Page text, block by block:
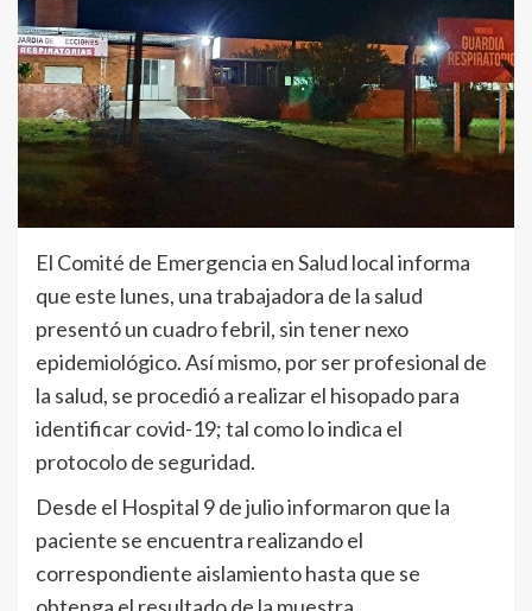
El Comité de Emergencia en Salud local informa
que este lunes, una trabajadora de la salud
presentó un cuadro febril, sin tener nexo
epidemiológico. Así mismo, por ser profesional de
la salud, se procedió a realizar el hisopado para
identificar covid-19; tal como lo indica el
protocolo de seguridad.
Desde el Hospital 9 de julio informaron que la
paciente se encuentra realizando el
correspondiente aislamiento hasta que se